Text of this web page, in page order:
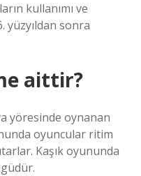
kullanımı ve
yüzyıldan sonra
aittir?
yöresinde oynanan
oyuncular ritim
Kaşık oyununda